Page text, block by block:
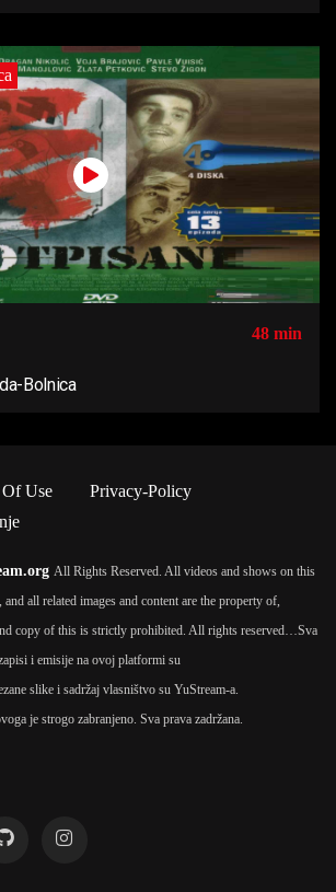
48 min
Bolnica
Use
Privacy-Policy
All Rights Reserved. All videos and shows on this
all related images and content are the property of,
copy of this is strictly prohibited. All rights reserved…Sva
i emisije na ovoj platformi su
slike i sadržaj vlasništvo su YuStream-a.
je strogo zabranjeno. Sva prava zadržana.